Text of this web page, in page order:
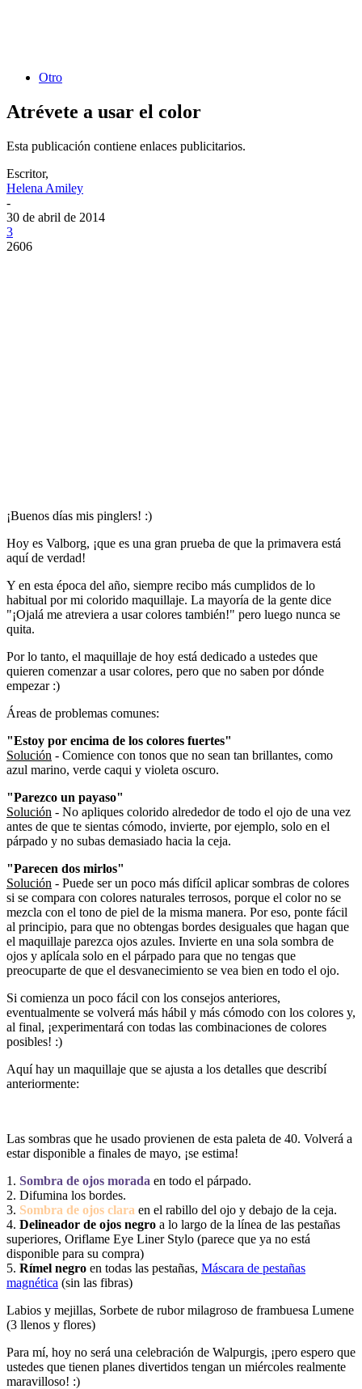
Otro
Atrévete a usar el color
Esta publicación contiene enlaces publicitarios.
Escritor,
Helena Amiley
-
30 de abril de 2014
3
2606
¡Buenos días mis pinglers! :)
Hoy es Valborg, ¡que es una gran prueba de que la primavera está
aquí de verdad!
Y en esta época del año, siempre recibo más cumplidos de lo
habitual por mi colorido maquillaje. La mayoría de la gente dice
"¡Ojalá me atreviera a usar colores también!" pero luego nunca se
quita.
Por lo tanto, el maquillaje de hoy está dedicado a ustedes que
quieren comenzar a usar colores, pero que no saben por dónde
empezar :)
Áreas de problemas comunes:
"Estoy por encima de los colores fuertes"
Solución - Comience con tonos que no sean tan brillantes, como
azul marino, verde caqui y violeta oscuro.
"Parezco un payaso"
Solución - No apliques colorido alrededor de todo el ojo de una vez
antes de que te sientas cómodo, invierte, por ejemplo, solo en el
párpado y no subas demasiado hacia la ceja.
"Parecen dos mirlos"
Solución - Puede ser un poco más difícil aplicar sombras de colores
si se compara con colores naturales terrosos, porque el color no se
mezcla con el tono de piel de la misma manera. Por eso, ponte fácil
al principio, para que no obtengas bordes desiguales que hagan que
el maquillaje parezca ojos azules. Invierte en una sola sombra de
ojos y aplícala solo en el párpado para que no tengas que
preocuparte de que el desvanecimiento se vea bien en todo el ojo.
Si comienza un poco fácil con los consejos anteriores,
eventualmente se volverá más hábil y más cómodo con los colores y,
al final, ¡experimentará con todas las combinaciones de colores
posibles! :)
Aquí hay un maquillaje que se ajusta a los detalles que describí
anteriormente:
Las sombras que he usado provienen de esta paleta de 40. Volverá a
estar disponible a finales de mayo, ¡se estima!
1. Sombra de ojos morada en todo el párpado.
2. Difumina los bordes.
3. Sombra de ojos clara en el rabillo del ojo y debajo de la ceja.
4. Delineador de ojos negro a lo largo de la línea de las pestañas
superiores, Oriflame Eye Liner Stylo (parece que ya no está
disponible para su compra)
5. Rímel negro en todas las pestañas, Máscara de pestañas
magnética (sin las fibras)
Labios y mejillas, Sorbete de rubor milagroso de frambuesa Lumene
(3 llenos y flores)
Para mí, hoy no será una celebración de Walpurgis, ¡pero espero que
ustedes que tienen planes divertidos tengan un miércoles realmente
maravilloso! :)